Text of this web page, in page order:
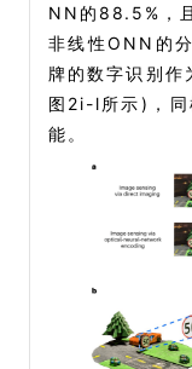
NN的88.5%，
非线性ONN的
牌的数字识别作
图2i-l所示)，同
能。